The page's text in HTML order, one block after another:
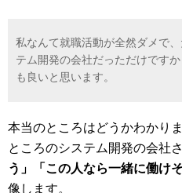
私なんて就職活動が全然ダメで
テム開発の会社だっただけです
も良いと思います。
本当のところはどうかわかり
ところのシステム開発の会社
う」「この人なら一緒に働けそ
像します。